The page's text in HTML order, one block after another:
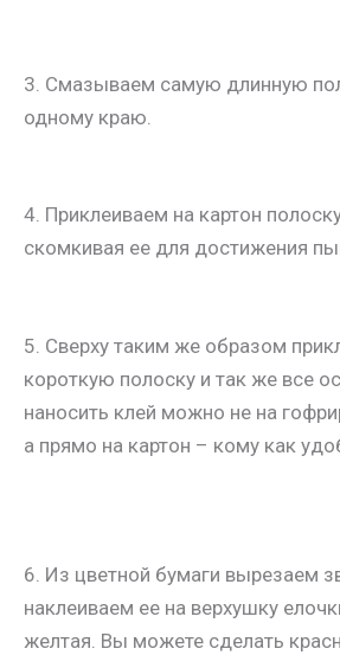
3. Смазываем самую длинную
одному краю.
4. Приклеиваем на картон
скомкивая ее для достижения
5. Сверху таким же образом
короткую полоску и так же все
наносить клей можно не на
а прямо на картон – кому как
6. Из цветной бумаги вырезаем
наклеиваем ее на верхушку
желтая. Вы можете сделать